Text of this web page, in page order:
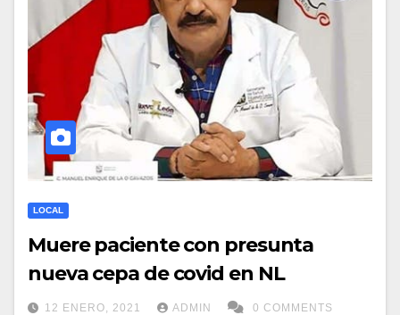
LOCAL
Muere paciente con presunta
nueva cepa de covid en NL
12 ENERO, 2021 ADMIN 0 COMMENTS